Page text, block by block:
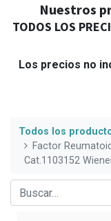
Nuestros
TODOS LOS
Los precios no
Todos los
Factor
Cat.1103152